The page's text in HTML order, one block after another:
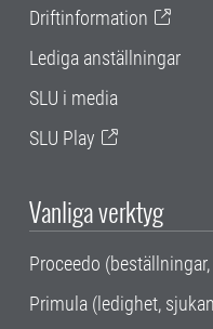
Driftinformation
Lediga anställningar
SLU i media
SLU Play
Vanliga verktyg
Proceedo
Primula (ledighet,